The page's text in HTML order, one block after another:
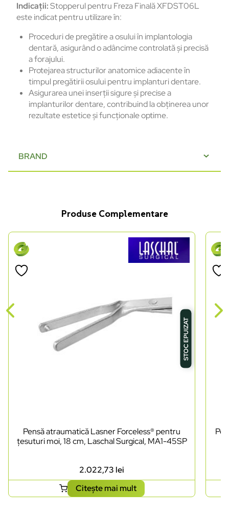
Indicații:Stopperul pentru Freza Finală XFDST06L
este indicat pentru utilizare în:
Proceduri de pregătire a osului în implantologia
dentară, asigurând o adâncime controlată și precisă
a forajului.
Protejarea structurilor anatomice adiacente în
timpul pregătirii osului pentru implanturi dentare.
Asigurarea unei inserții sigure și precise a
implanturilor dentare, contribuind la obținerea unor
rezultate estetice și funcționale optime.
BRAND
Produse Complementare
STOC EPUIZAT
Pensă atraumatică Lasner Forceless® pentru
țesuturi moi, 18 cm, Laschal Surgical, MA1-45SP
2.022,73 lei
Citește mai mult